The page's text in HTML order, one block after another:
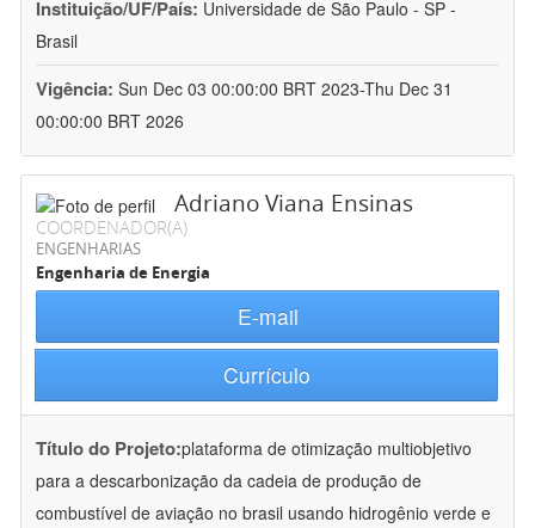
Instituição/UF/País: Universidade de São Paulo - SP -
Brasil
Vigência: Sun Dec 03 00:00:00 BRT 2023-Thu Dec 31
00:00:00 BRT 2026
Adriano Viana Ensinas
COORDENADOR(A)
ENGENHARIAS
Engenharia de Energia
E-mail
Currículo
Título do Projeto:plataforma de otimização multiobjetivo
para a descarbonização da cadeia de produção de
combustível de aviação no brasil usando hidrogênio verde e